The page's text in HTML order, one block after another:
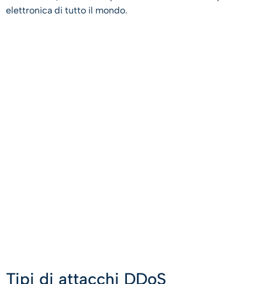
elettronica di tutto il mondo.
Tipi di attacchi DDoS